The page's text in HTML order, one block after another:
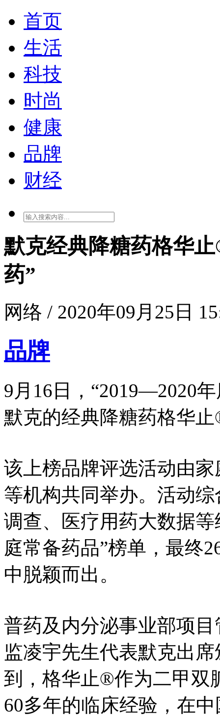
首页
生活
科技
时尚
健康
品牌
财经
默克经典降糖药格华
药”
网络 / 2020年09月25日
品牌
9月16日，“2019—2020
默克的经典降糖药格华
该上榜品牌评选活动由
等机构共同举办。活动
调查、医疗用药大数据
庭常备药品”榜单，最终
中脱颖而出。
普药及内分泌事业部项
监凌宇先生代表默克出
到，格华止®作为二甲双
60多年的临床经验，在